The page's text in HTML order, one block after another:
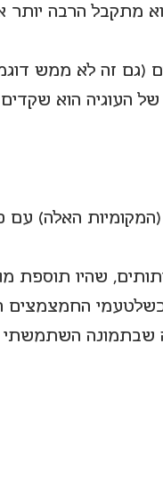
מתקבל הרבה יותר
(גם זה לא ממש
של העוגיה הוא
(המקומיות האלה)
שהיו תוספת
החמצמצים
שבתמונה השתמשתי